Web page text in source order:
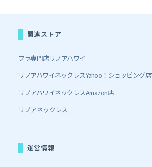
関連ストア
フラ専門店リノアハワイ
リノアハワイネックレスYahoo！ショッピング店
リノアハワイネックレスAmazon店
リノアネックレス
運営情報